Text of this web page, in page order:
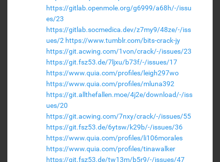
https://gitlab.openmole.org/g6999/a68h/-/issu
es/23
https://gitlab.socmedica.dev/z7my9/48ze/-/iss
ues/2 https://www.tumblr.com/bits-crack-jy
https://git.acwing.com/1von/crack/-/issues/23
https://git.fsz53.de/7ljxu/b73f/-/issues/17
https://www.quia.com/profiles/leigh297wo
https://www.quia.com/profiles/mluna392
https://git.allthefallen.moe/4j2e/download/-/iss
ues/20
https://git.acwing.com/7nxy/crack/-/issues/55
https://git.fsz53.de/6ytsw/k29b/-/issues/36
https://www.quia.com/profiles/li106morales
https://www.quia.com/profiles/tinawalker
https://git.fsz53.de/tw13m/b5r9/-/issues/47